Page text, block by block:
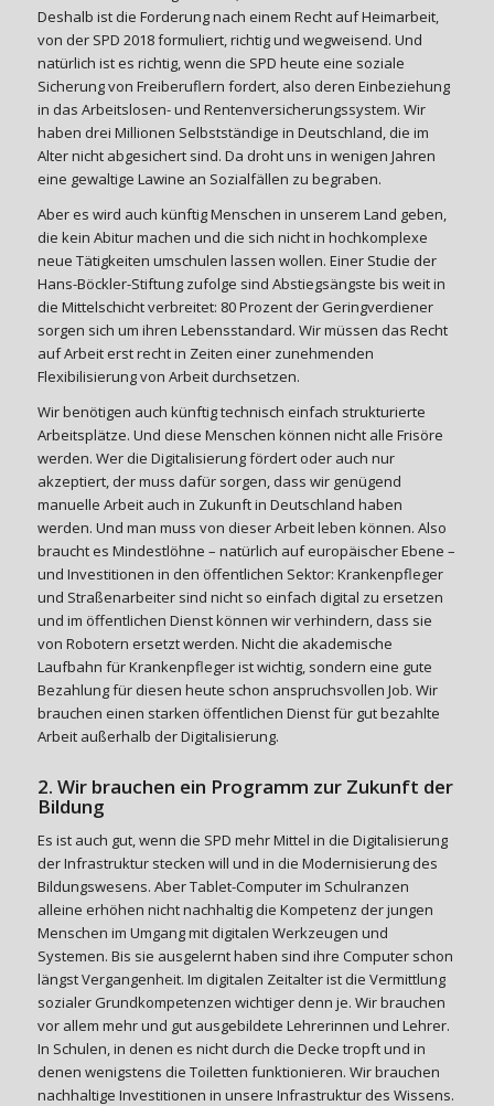
Deshalb ist die Forderung nach einem Recht auf Heimarbeit,
von der SPD 2018 formuliert, richtig und wegweisend. Und
natürlich ist es richtig, wenn die SPD heute eine soziale
Sicherung von Freiberuflern fordert, also deren Einbeziehung
in das Arbeitslosen- und Rentenversicherungssystem. Wir
haben drei Millionen Selbstständige in Deutschland, die im
Alter nicht abgesichert sind. Da droht uns in wenigen Jahren
eine gewaltige Lawine an Sozialfällen zu begraben.
Aber es wird auch künftig Menschen in unserem Land geben,
die kein Abitur machen und die sich nicht in hochkomplexe
neue Tätigkeiten umschulen lassen wollen. Einer Studie der
Hans-Böckler-Stiftung zufolge sind Abstiegsängste bis weit in
die Mittelschicht verbreitet: 80 Prozent der Geringverdiener
sorgen sich um ihren Lebensstandard. Wir müssen das Recht
auf Arbeit erst recht in Zeiten einer zunehmenden
Flexibilisierung von Arbeit durchsetzen.
Wir benötigen auch künftig technisch einfach strukturierte
Arbeitsplätze. Und diese Menschen können nicht alle Frisöre
werden. Wer die Digitalisierung fördert oder auch nur
akzeptiert, der muss dafür sorgen, dass wir genügend
manuelle Arbeit auch in Zukunft in Deutschland haben
werden. Und man muss von dieser Arbeit leben können. Also
braucht es Mindestlöhne – natürlich auf europäischer Ebene –
und Investitionen in den öffentlichen Sektor: Krankenpfleger
und Straßenarbeiter sind nicht so einfach digital zu ersetzen
und im öffentlichen Dienst können wir verhindern, dass sie
von Robotern ersetzt werden. Nicht die akademische
Laufbahn für Krankenpfleger ist wichtig, sondern eine gute
Bezahlung für diesen heute schon anspruchsvollen Job. Wir
brauchen einen starken öffentlichen Dienst für gut bezahlte
Arbeit außerhalb der Digitalisierung.
2. Wir brauchen ein Programm zur Zukunft der
Bildung
Es ist auch gut, wenn die SPD mehr Mittel in die Digitalisierung
der Infrastruktur stecken will und in die Modernisierung des
Bildungswesens. Aber Tablet-Computer im Schulranzen
alleine erhöhen nicht nachhaltig die Kompetenz der jungen
Menschen im Umgang mit digitalen Werkzeugen und
Systemen. Bis sie ausgelernt haben sind ihre Computer schon
längst Vergangenheit. Im digitalen Zeitalter ist die Vermittlung
sozialer Grundkompetenzen wichtiger denn je. Wir brauchen
vor allem mehr und gut ausgebildete Lehrerinnen und Lehrer.
In Schulen, in denen es nicht durch die Decke tropft und in
denen wenigstens die Toiletten funktionieren. Wir brauchen
nachhaltige Investitionen in unsere Infrastruktur des Wissens.